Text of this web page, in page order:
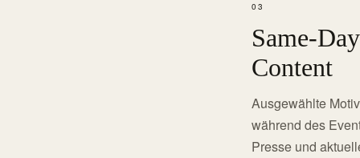
03
Same-Day
Content
Ausgewählte
während des
Presse und